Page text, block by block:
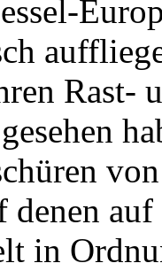
Rast-
denen
in